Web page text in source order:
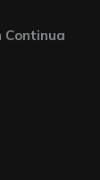
Continua